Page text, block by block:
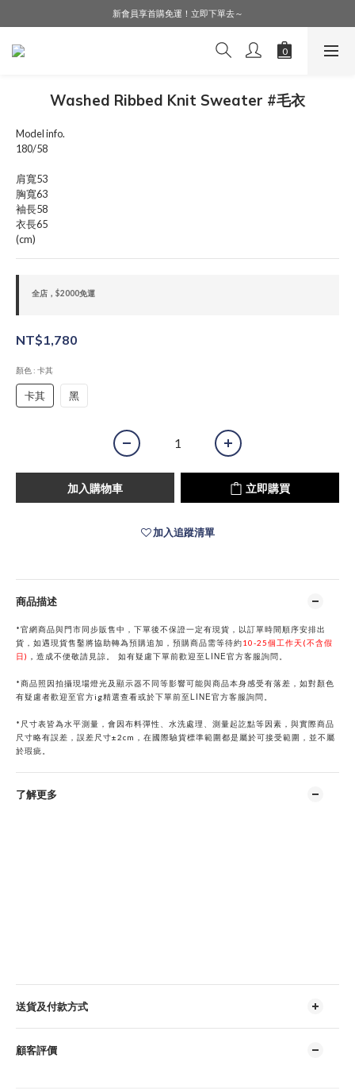
LINE好友募集中，加入就送購物金$50！
新會員享首購免運！立即下單去～
會員購物享會員價，點擊登入查詢會員折扣！
Washed Ribbed Knit Sweater #毛衣
Model info.
180/58
肩寬53
胸寬63
袖長58
衣長65
(cm)
全店，$2000免運
NT$1,780
顏色 : 卡其
卡其 黑
加入購物車 立即購買
加入追蹤清單
商品描述
*官網商品與門市同步販售中，下單後不保證一定有現貨，以訂單時間順序安排出
貨，如遇現貨售鑿將協助轉為預購追加，預購商品需等待約10-25個工作天(不含假
日) ， 造成不便敬請見諒。 如有疑慮下單前歡迎至LINE官方客服詢問。
*商品照因拍攝現場燈光及顯示器不同等影響可能與商品本身感受有落差，如對顏色
有疑慮者歡迎至官方ig精選查看或於下單前至LINE官方客服詢問。
* 尺寸表皆為水平測量，會因布料彈性、水洗處理、測量起訖點等因素，與實際商品
尺寸略有誤差，誤差尺寸±2cm，在國際驗貨標準範圍都是屬於可接受範圍，並不屬
於瑕疵。
了解更多
送貨及付款方式
顧客評價